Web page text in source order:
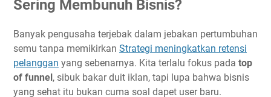
Sering Membunuh Bisnis?
Banyak pengusaha terjebak dalam jebakan pertumbuhan
semu tanpa memikirkan Strategi meningkatkan retensi
pelanggan yang sebenarnya. Kita terlalu fokus pada top
of funnel , sibuk bakar duit iklan, tapi lupa bahwa bisnis
yang sehat itu bukan cuma soal dapet user baru.